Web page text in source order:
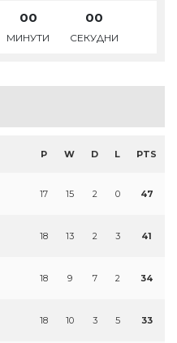
00
МИНУТИ
00
СЕКУДНИ
P W D L PTS
17 15 2 0 47
18 13 2 3 41
18 9 7 2 34
18 10 3 5 33